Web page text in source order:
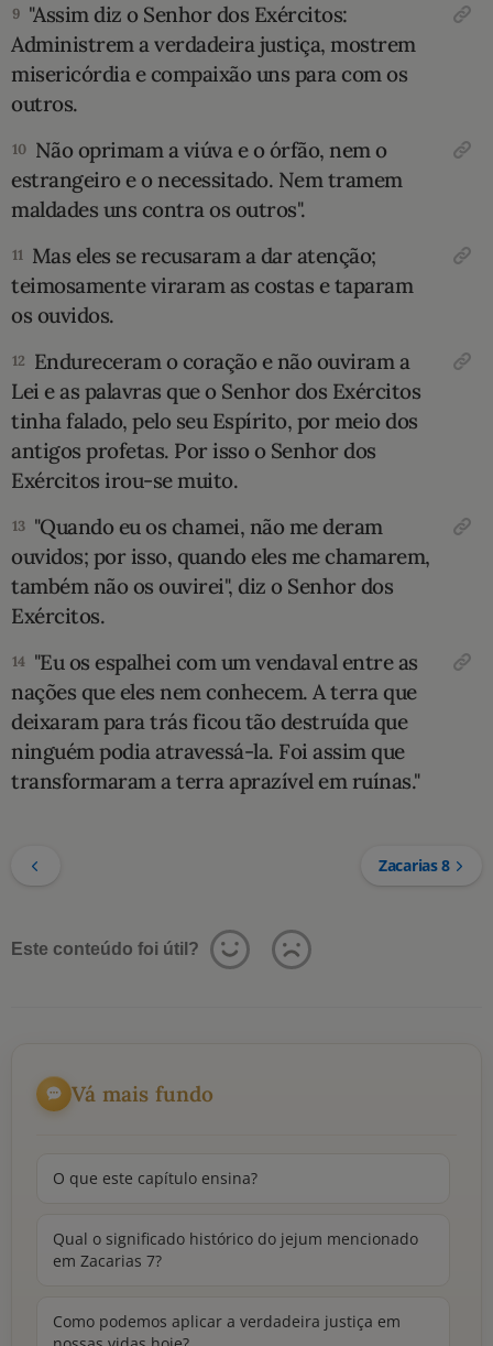
9 "Assim diz o Senhor dos Exérci­tos:
Administrem a verdadeira justiça, mos­trem
misericórdia e compaixão uns para com os
outros.
10 Não oprimam a viúva e o órfão, nem o
estrangeiro e o necessitado. Nem tra­mem
maldades uns contra os outros".
11 Mas eles se recusaram a dar atenção;
teimosamente viraram as costas e taparam
os ouvidos.
12 Endureceram o coração e não ouviram a
Lei e as palavras que o Senhor dos Exércitos
tinha falado, pelo seu Espírito, por meio dos
antigos profetas. Por isso o Senhor dos
Exércitos irou-se muito.
13 "Quando eu os chamei, não me deram
ouvidos; por isso, quando eles me chamarem,
também não os ouvirei", diz o Senhor dos
Exér­citos.
14 "Eu os espalhei com um vendaval entre as
nações que eles nem conhecem. A terra que
deixaram para trás ficou tão destruída que
ninguém podia atravessá-la. Foi assim que
transformaram a terra aprazível em ruínas."
Zacarias 8
Este conteúdo foi útil?
Vá mais fundo
O que este capítulo ensina?
Qual o significado histórico do jejum mencionado
em Zacarias 7?
Como podemos aplicar a verdadeira justiça em